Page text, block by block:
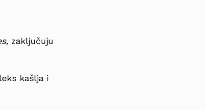
zaključuju
kašlja i